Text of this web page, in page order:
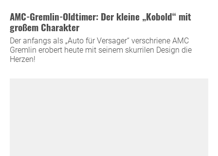
AMC-Gremlin-Oldtimer: Der kleine „Kobold“ mit
großem Charakter
Der anfangs als „Auto für Versager“ verschriene AMC
Gremlin erobert heute mit seinem skurrilen Design die
Herzen!